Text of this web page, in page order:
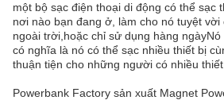
một bộ sạc điện thoại di động có thể sạc
nơi nào bạn đang ở, làm cho nó tuyệt vời
ngoài trời,hoặc chỉ sử dụng hàng ngàyNó
có nghĩa là nó có thể sạc nhiều thiết bị
thuận tiện cho những người có nhiều thiết
Powerbank Factory sản xuất Magnet